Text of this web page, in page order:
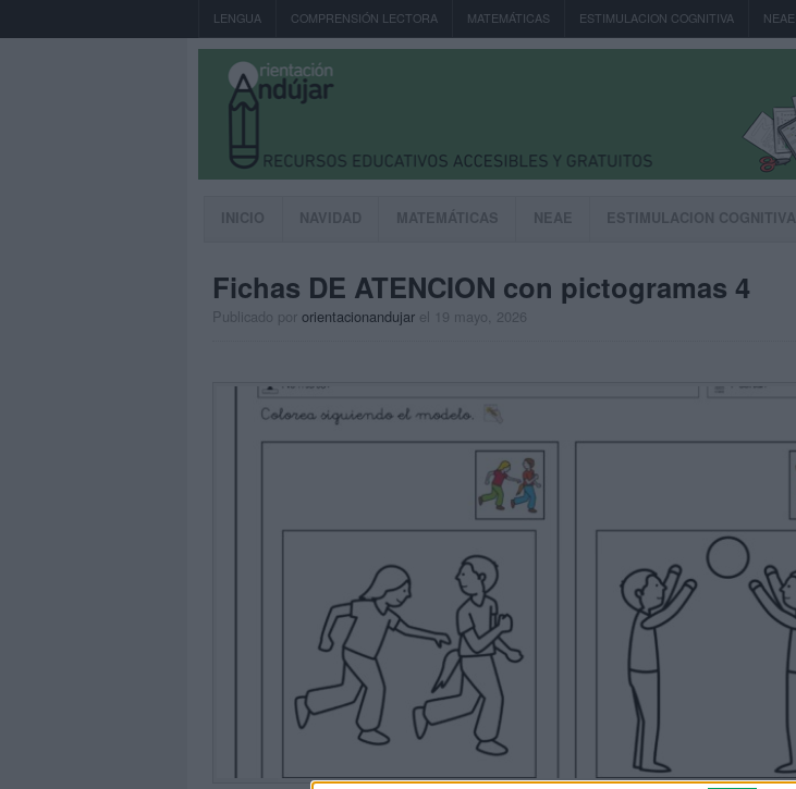
LENGUA COMPRENSIÓN LECTORA MATEMÁTICAS ESTIMULACION COGNITIVA NEAE
INICIO NAVIDAD MATEMÁTICAS NEAE ESTIMULACION COGNITIVA
Fichas DE ATENCION con pictogramas 4
Publicado por orientacionandujar el 19 mayo, 2026